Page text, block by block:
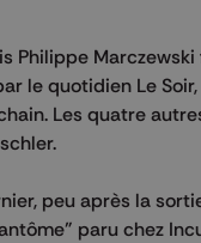
Philippe
le quotidien Le
Les quatre
peu après la
paru chez